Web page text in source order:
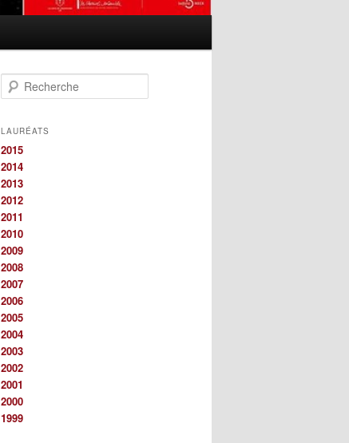
e
h
r
c
h
e
LAURÉATS
2015
2014
2013
2012
2011
2010
2009
2008
2007
2006
2005
2004
2003
2002
2001
2000
1999